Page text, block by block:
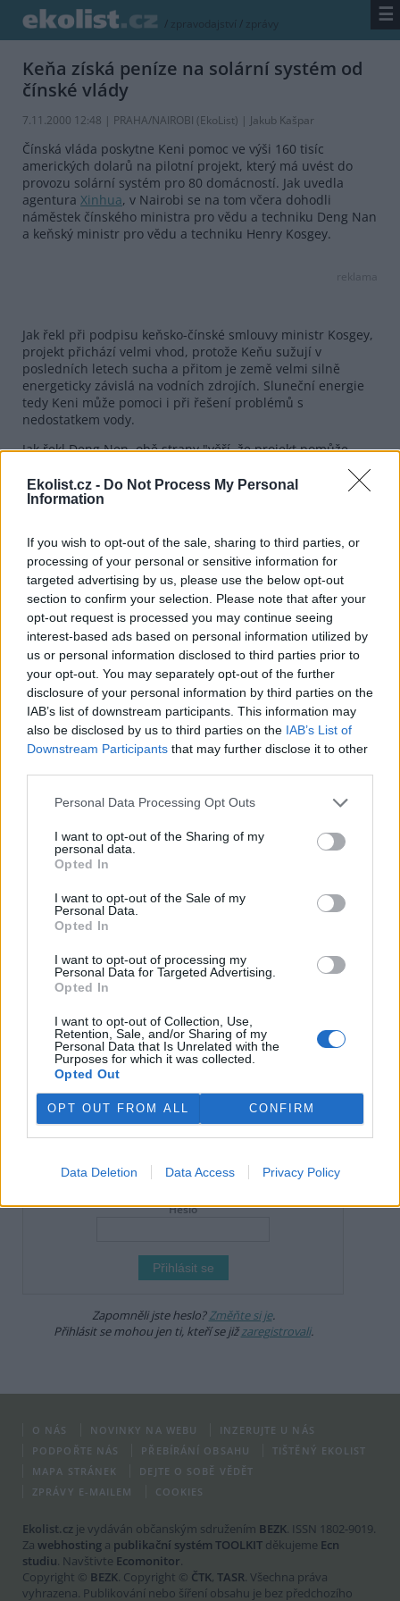
Ekolist.cz - Do Not Process My Personal
Information
If you wish to opt-out of the sale, sharing to third parties, or
processing of your personal or sensitive information for
targeted advertising by us, please use the below opt-out
section to confirm your selection. Please note that after your
opt-out request is processed you may continue seeing
interest-based ads based on personal information utilized by
us or personal information disclosed to third parties prior to
your opt-out. You may separately opt-out of the further
disclosure of your personal information by third parties on the
IAB’s list of downstream participants. This information may
also be disclosed by us to third parties on the IAB’s List of
Downstream Participants that may further disclose it to other
Personal Data Processing Opt Outs
I want to opt-out of the Sharing of my
personal data.
Opted In
I want to opt-out of the Sale of my
Personal Data.
Opted In
I want to opt-out of processing my
Personal Data for Targeted Advertising.
Opted In
I want to opt-out of Collection, Use,
Retention, Sale, and/or Sharing of my
Personal Data that Is Unrelated with the
Purposes for which it was collected.
Opted Out
OPT OUT FROM ALL CONFIRM
Data Deletion Data Access Privacy Policy
/ zpravodajství / zprávy ☰
Keňa získá peníze na solární systém od
čínské vlády
7.11.2000 12:48 | PRAHA/NAIROBI (EkoList) | Jakub Kašpar
Čínská vláda poskytne Keni pomoc ve výši 160 tisíc
amerických dolarů na pilotní projekt, který má uvést do
provozu solární systém pro 80 domácností. Jak uvedla
agentura Xinhua, v Nairobi se na tom včera dohodli
náměstek čínského ministra pro vědu a techniku Deng Nan
a keňský ministr pro vědu a techniku Henry Kosgey.
reklama
Jak řekl při podpisu keňsko-čínské smlouvy ministr Kosgey,
projekt přichází velmi vhod, protože Keňu sužují v
posledních letech sucha a přitom je země velmi silně
energeticky závislá na vodních zdrojích. Sluneční energie
tedy Keni může pomoci i při řešení problémů s
nedostatkem vody.
Jak řekl Deng Nen, obě strany "věří, že projekt pomůže
zlepšit již dnes velmi vřelé vztahy mezi Činou a Keňou."
Jakub Kašpar
Online diskuse
Redakce Ekolistu vítá čtenářské názory, komentáře a postřehy. Tím,
že zde publikujete svůj příspěvek, se ale zároveň zavazujete
vyhrazuje právo smazat diskusní příspěvěk
DO DISKUZE SE MŮŽETE ZAPOJIT PO PŘIHLÁŠENÍ
Heslo
Zapomněli jste heslo?Změňte si je.
Přihlásit se mohou jen ti, kteří se jižzaregistrovali.
O NÁS NOVINKY NA WEBU
INZERUJTE U NÁS
PODPOŘTE NÁS
PŘEBÍRÁNÍ OBSAHU
TIŠTĚNÝ EKOLIST
MAPA STRÁNEK
DEJTE O SOBĚ VĚDĚT
ZPRÁVY E-MAILEM
COOKIES
Ekolist.cz je vydáván občanským sdružením BEZK. ISSN 1802-9019.
Za webhosting a publikační systém TOOLKIT děkujeme Ecn
studiu. Navštivte Ecomonitor.
Copyright © BEZK. Copyright © ČTK, TASR. Všechna práva
vyhrazena. Publikování nebo šíření obsahu je bez předchozího